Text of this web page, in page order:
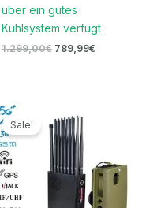
über ein gutes
Kühlsystem verfügt
1.299,00€ 789,99€
Sale!
Preis
war:
1.599,00€